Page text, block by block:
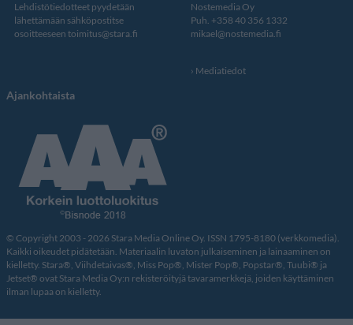
Lehdistötiedotteet pyydetään
lähettämään sähköpostitse
osoitteeseen toimitus@stara.fi
Nostemedia Oy
Puh. +358 40 356 1332
mikael@nostemedia.fi
Mediatiedot
Ajankohtaista
© Copyright 2003 - 2026 Stara Media Online Oy. ISSN 1795-8180 (verkkomedia).
Kaikki oikeudet pidätetään. Materiaalin luvaton julkaiseminen ja lainaaminen on
kielletty. Stara®, Viihdetaivas®, Miss Pop®, Mister Pop®, Popstar®, Tuubi® ja
Jetset® ovat Stara Media Oy:n rekisteröityjä tavaramerkkejä, joiden käyttäminen
ilman lupaa on kielletty.